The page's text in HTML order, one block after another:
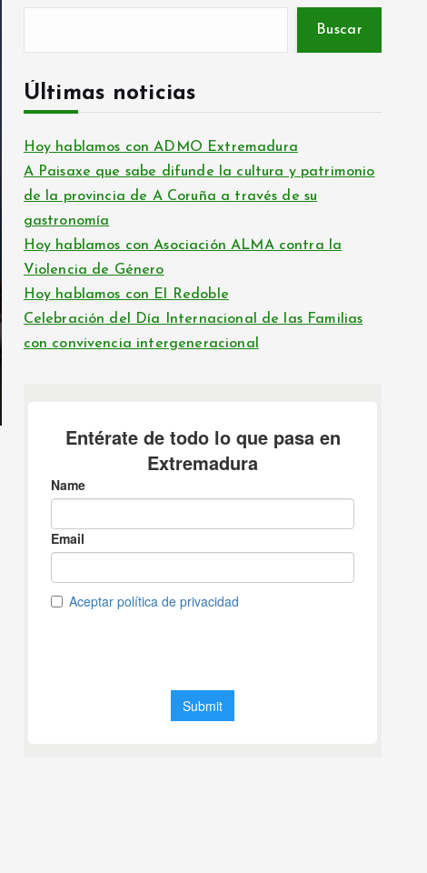
Buscar
Últimas noticias
Hoy hablamos con ADMO Extremadura
A Paisaxe que sabe difunde la cultura y patrimonio
de la provincia de A Coruña a través de su
gastronomía
Hoy hablamos con Asociación ALMA contra la
Violencia de Género
Hoy hablamos con El Redoble
Celebración del Día Internacional de las Familias
con convivencia intergeneracional